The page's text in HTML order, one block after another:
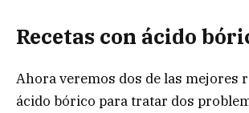
Recetas con ácido
Ahora veremos dos de las mejores
ácido bórico para tratar dos